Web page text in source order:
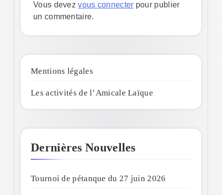
Vous devezvous connecter pour publier
un commentaire.
Mentions légales
Les activités de l’Amicale Laïque
Dernières Nouvelles
Tournoi de pétanque du 27 juin 2026